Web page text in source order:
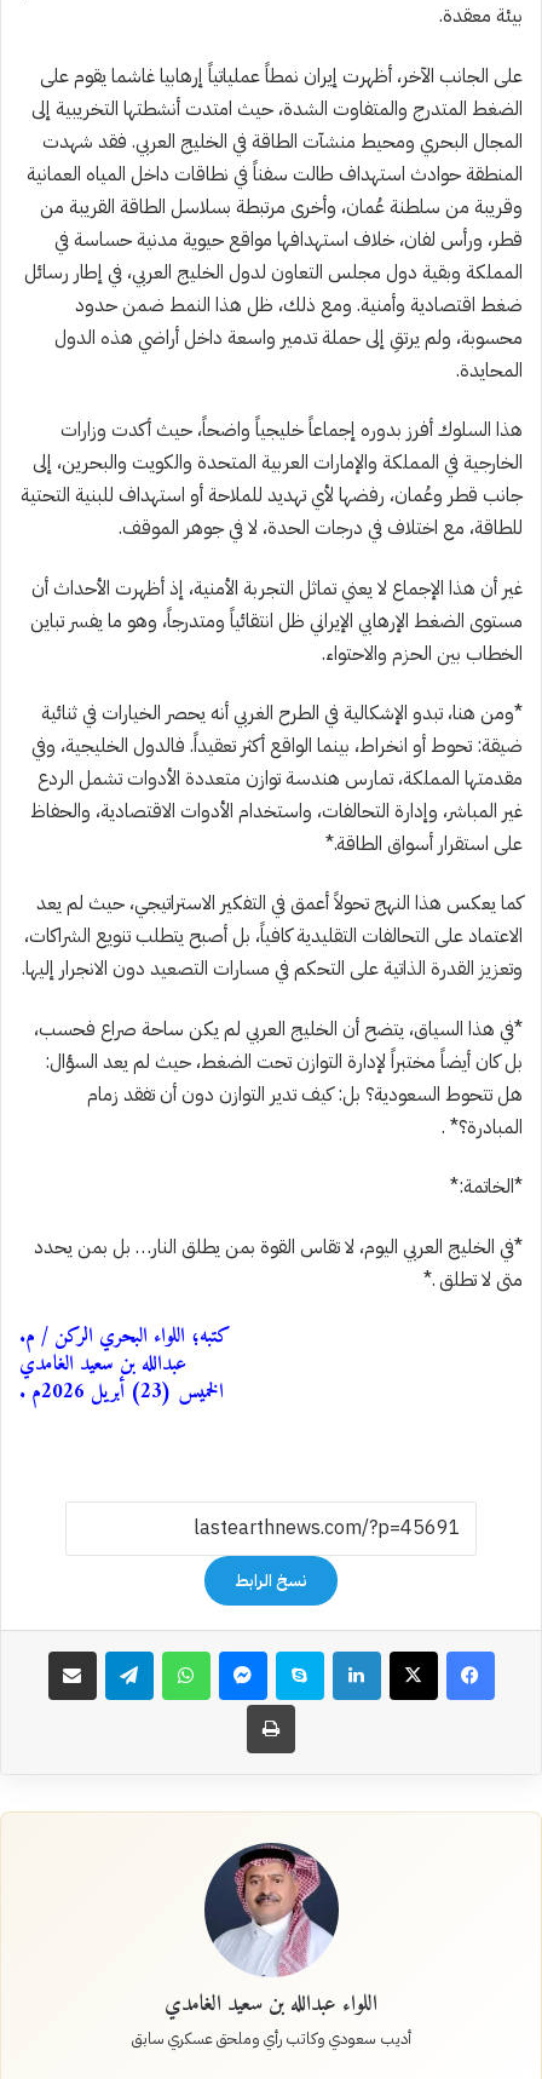
بيئة معقدة.
على الجانب الآخر، أظهرت إيران نمطاً عملياتياً إرهابيا غاشما يقوم على
الضغط المتدرج والمتفاوت الشدة، حيث امتدت أنشطتها التخريبية إلى
المجال البحري ومحيط منشآت الطاقة في الخليج العربي. فقد شهدت
المنطقة حوادث استهداف طالت سفناً في نطاقات داخل المياه العمانية
وقريبة من سلطنة عُمان، وأخرى مرتبطة بسلاسل الطاقة القريبة من
قطر، ورأس لفان، خلاف استهدافها مواقع حيوية مدنية حساسة في
المملكة وبقية دول مجلس التعاون لدول الخليج العربي، في إطار رسائل
ضغط اقتصادية وأمنية. ومع ذلك، ظل هذا النمط ضمن حدود
محسوبة، ولم يرتقِ إلى حملة تدمير واسعة داخل أراضي هذه الدول
المحايدة.
هذا السلوك أفرز بدوره إجماعاً خليجياً واضحاً، حيث أكدت وزارات
الخارجية في المملكة والإمارات العربية المتحدة والكويت والبحرين، إلى
جانب قطر وعُمان، رفضها لأي تهديد للملاحة أو استهداف للبنية التحتية
للطاقة، مع اختلاف في درجات الحدة، لا في جوهر الموقف.
غير أن هذا الإجماع لا يعني تماثل التجربة الأمنية، إذ أظهرت الأحداث أن
مستوى الضغط الإرهابي الإيراني ظل انتقائياً ومتدرجاً، وهو ما يفسر تباين
الخطاب بين الحزم والاحتواء.
*ومن هنا، تبدو الإشكالية في الطرح الغربي أنه يحصر الخيارات في ثنائية
ضيقة: تحوط أو انخراط، بينما الواقع أكثر تعقيداً. فالدول الخليجية، وفي
مقدمتها المملكة، تمارس هندسة توازن متعددة الأدوات تشمل الردع
غير المباشر، وإدارة التحالفات، واستخدام الأدوات الاقتصادية، والحفاظ
على استقرار أسواق الطاقة.*
كما يعكس هذا النهج تحولاً أعمق في التفكير الاستراتيجي، حيث لم يعد
الاعتماد على التحالفات التقليدية كافياً، بل أصبح يتطلب تنويع الشراكات،
وتعزيز القدرة الذاتية على التحكم في مسارات التصعيد دون الانجرار إليها.
*في هذا السياق، يتضح أن الخليج العربي لم يكن ساحة صراع فحسب،
بل كان أيضاً مختبراً لإدارة التوازن تحت الضغط، حيث لم يعد السؤال:
هل تتحوط السعودية؟ بل: كيف تدير التوازن دون أن تفقد زمام
المبادرة؟* .
*الخاتمة:*
*في الخليج العربي اليوم، لا تقاس القوة بمن يطلق النار… بل بمن يحدد
متى لا تطلق .*
كتبه؛ اللواء البحري الركن / م.
عبدالله بن سعيد الغامدي
الخميس (23) أبريل 2026م .
نسخ الرابط
فيسبوك‫X لينكدإن سكايب ماسنجر واتساب تيلقرام مشاركة عبر البريد
طباعة
اللواء عبدالله بن سعيد الغامدي
أديب سعودي وكاتب رأي وملحق عسكري سابق